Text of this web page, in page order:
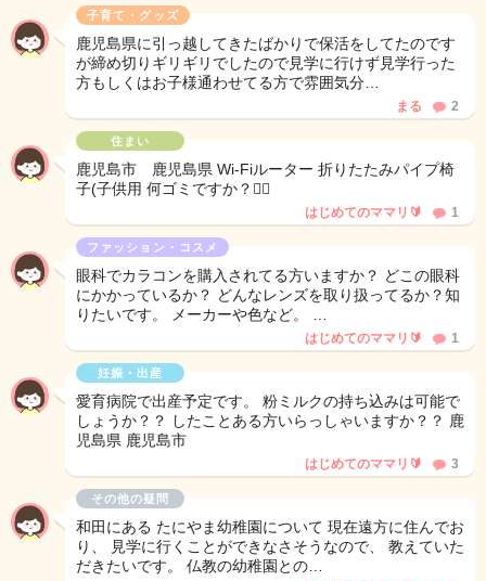
子育て・グッズ
鹿児島県に引っ越してきたばかりで保活をしてたのです
が締め切りギリギリでしたので見学に行けず見学行った
方もしくはお子様通わせてる方で雰囲気分…
まる 2
住まい
鹿児島市 鹿児島県 Wi-Fiルーター 折りたたみパイプ椅
子(子供用 何ゴミですか？🙇‍♀️
はじめてのママリ🔰 1
ファッション・コスメ
眼科でカラコンを購入されてる方いますか？ どこの眼科
にかかっているか？ どんなレンズを取り扱ってるか？知
りたいです。 メーカーや色など。 …
はじめてのママリ🔰 1
妊娠・出産
愛育病院で出産予定です。 粉ミルクの持ち込みは可能で
しょうか？？ したことある方いらっしゃいますか？？ 鹿
児島県 鹿児島市
はじめてのママリ🔰 3
その他の疑問
和田にある たにやま幼稚園について 現在遠方に住んでお
り、 見学に行くことができなさそうなので、 教えていた
だきたいです。 仏教の幼稚園との…